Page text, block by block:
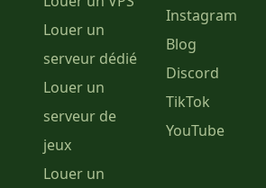
Louer un
serveur dédié
Louer un
serveur de
jeux
Louer un
Instagram
Blog
Discord
TikTok
YouTube